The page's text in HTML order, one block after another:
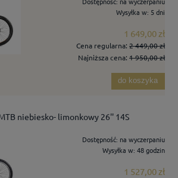
Wysyłka w: 5 dni
1 649,00 zł
Cena regularna: 2 449,00 zł
Najniższa cena: 1 950,00 zł
do koszyka
niebiesko- limonkowy 26'' 14S
Dostępność: na wyczerpaniu
Wysyłka w: 48 godzin
1 527,00 zł